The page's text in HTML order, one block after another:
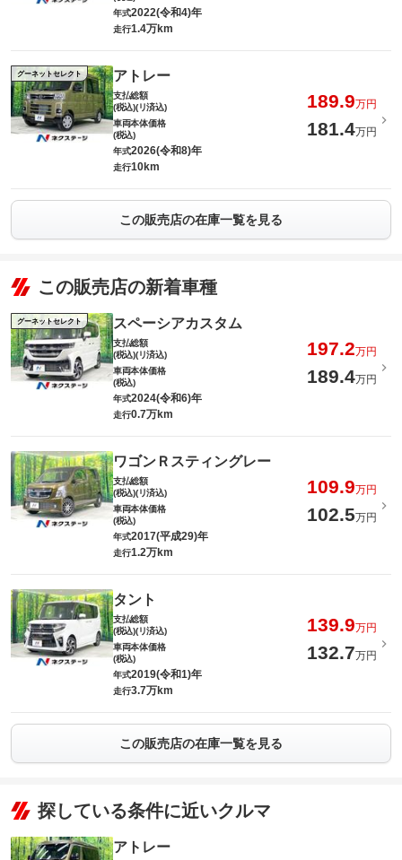
年式2022(令和4)年
走行1.4万km
グーネットセレクト アトレー
支払総額
(税込)(リ済込)
189.9万円
車両本体価格
(税込)
181.4万円
年式2026(令和8)年
走行10km
この販売店の在庫一覧を見る
この販売店の新着車種
グーネットセレクト スペーシアカスタム
支払総額
(税込)(リ済込)
197.2万円
車両本体価格
(税込)
189.4万円
年式2024(令和6)年
走行0.7万km
ワゴンＲスティングレー
支払総額
(税込)(リ済込)
109.9万円
車両本体価格
(税込)
102.5万円
年式2017(平成29)年
走行1.2万km
タント
支払総額
(税込)(リ済込)
139.9万円
車両本体価格
(税込)
132.7万円
年式2019(令和1)年
走行3.7万km
この販売店の在庫一覧を見る
探している条件に近いクルマ
アトレー